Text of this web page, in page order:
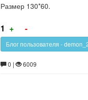
Размер 130*60.
1 +
за!
-
против!
Блог пользователя -
0 | 6009